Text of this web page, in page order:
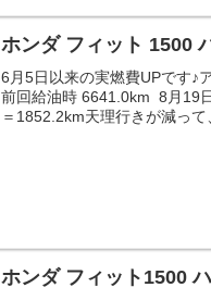
ホンダ フィット 1500
6月5日以来の実燃費UPです
前回給油時 6641.0km 8月19
＝1852.2km天理行きが減って
ホンダ フィット1500